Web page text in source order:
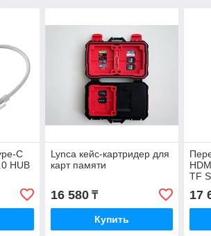
C
HUB
Lynca кейс-картридер для
карт памяти
16 580₸
Купить
TF
17